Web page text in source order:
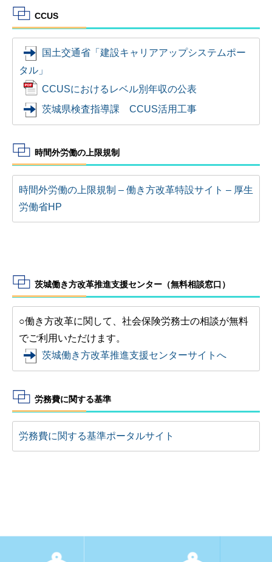
CCUS
国土交通省「建設キャリアアップシステムポー
タル」
CCUSにおけるレベル別年収の公表
茨城県検査指導課 CCUS活用工事
時間外労働の上限規制
時間外労働の上限規制 – 働き方改革特設サイト – 厚生
労働省HP
茨城働き方改革推進支援センター（無料相談窓口）
○働き方改革に関して、社会保険労務士の相談が無料
でご利用いただけます。
茨城働き方改革推進支援センターサイトへ
労務費に関する基準
労務費に関する基準ポータルサイト